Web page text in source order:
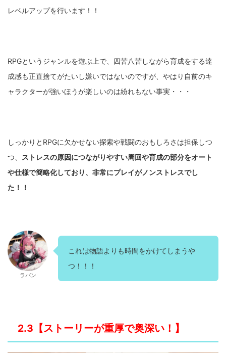
レベルアップを行います！！
RPGというジャンルを遊ぶ上で、四苦八苦しながら育成をする達
成感も正直捨てがたいし嫌いではないのですが、やはり自前のキ
ャラクターが強いほうが楽しいのは紛れもない事実・・・
しっかりとRPGに欠かせない探索や戦闘のおもしろさは担保しつ
つ、
ストレスの原因につながりやすい周回や育成の部分をオート
や仕様で簡略化しており、非常にプレイがノンストレスでし
た！！
ラパン
これは物語よりも時間をかけてしまうや
つ！！！
2.3【ストーリーが重厚で奥深い！】